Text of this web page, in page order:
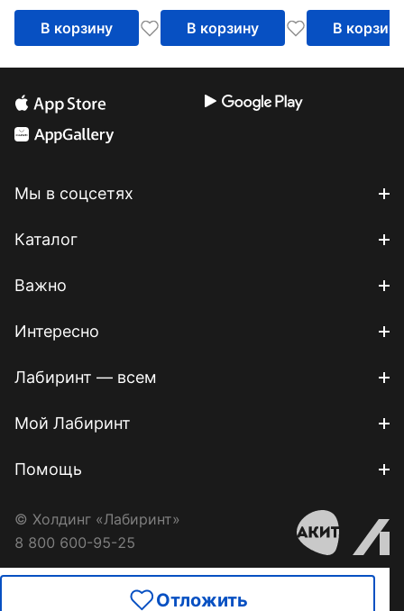
Отложить
В корзину В корзину В корзину
Мы в соцсетях
Каталог
Важно
Интересно
Лабиринт — всем
Мой Лабиринт
Помощь
© Холдинг «Лабиринт»
8 800 600-95-25